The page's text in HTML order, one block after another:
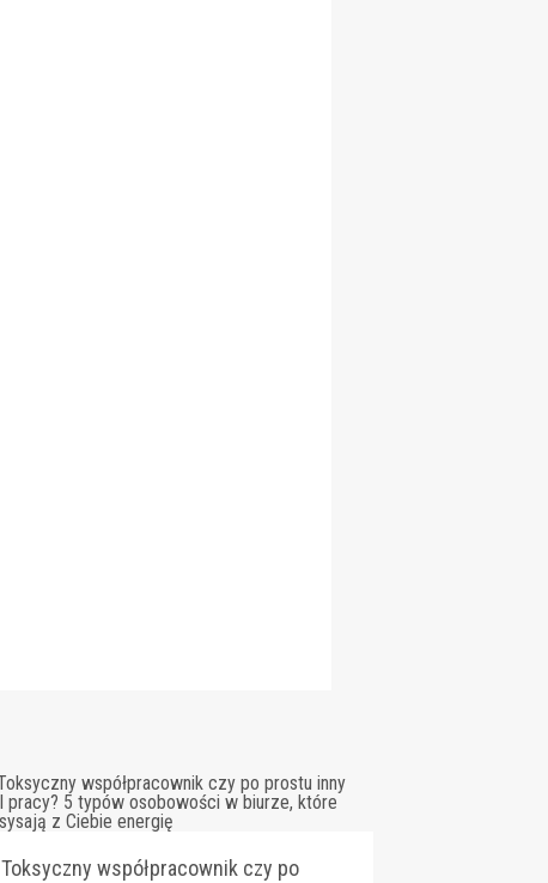
Toksyczny współpracownik czy po